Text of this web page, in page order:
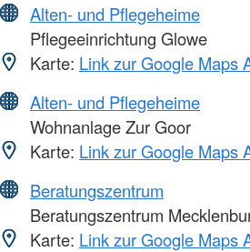
Alten- und Pflegeheime
Pflegeeinrichtung Glowe
Karte: Link zur Google Maps
Alten- und Pflegeheime
Wohnanlage Zur Goor
Karte: Link zur Google Maps
Beratungszentrum
Beratungszentrum
Karte: Link zur Google Maps